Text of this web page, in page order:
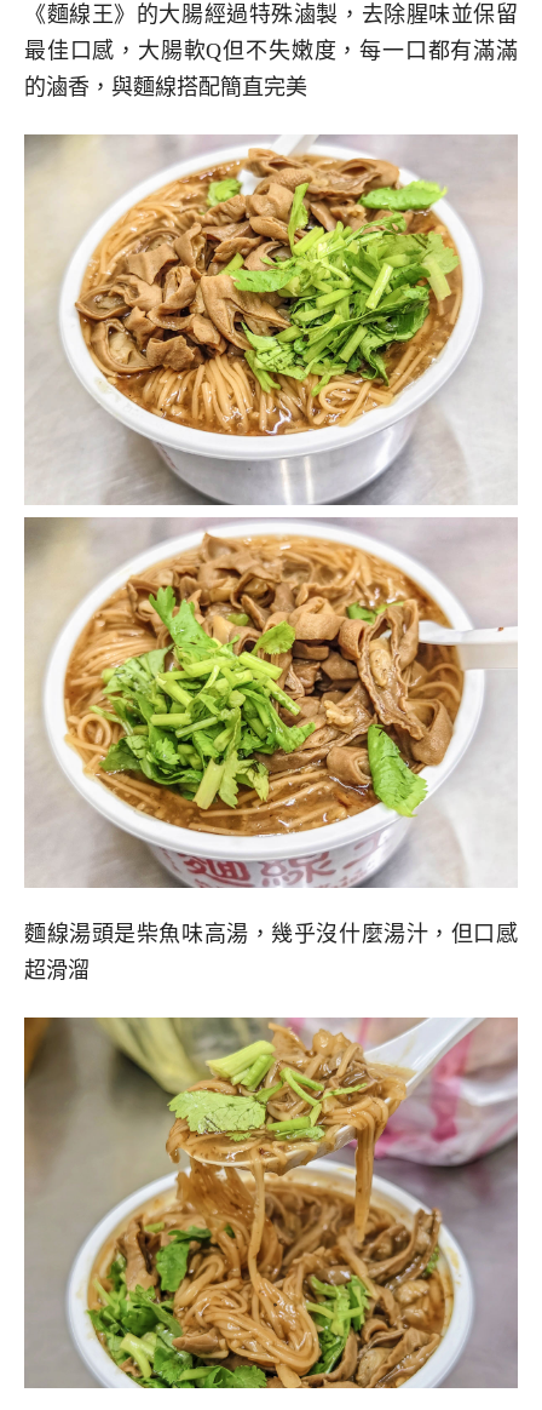
《麵線王》的大腸經過特殊滷製，去除腥味並保留
最佳口感，大腸軟Q但不失嫩度，每一口都有滿滿
的滷香，與麵線搭配簡直完美
麵線湯頭是柴魚味高湯，幾乎沒什麼湯汁，但口感
超滑溜